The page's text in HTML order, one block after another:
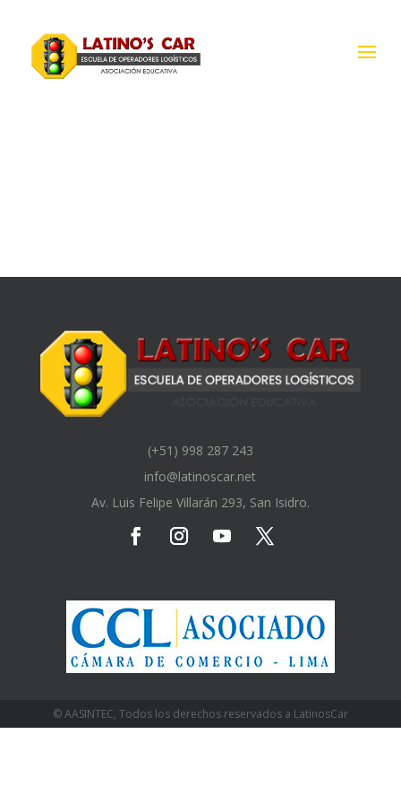
(+51) 998 287 243
info@latinoscar.net
Av. Luis Felipe Villarán 293, San Isidro.
© AASINTEC, Todos los derechos reservados a LatinosCar